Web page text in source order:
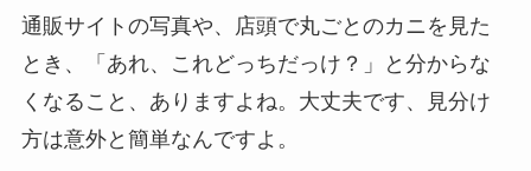
通販サイトの写真や、店頭で丸ごとのカニを見た
とき、「あれ、これどっちだっけ？」と分からな
くなること、ありますよね。大丈夫です、見分け
方は意外と簡単なんですよ。